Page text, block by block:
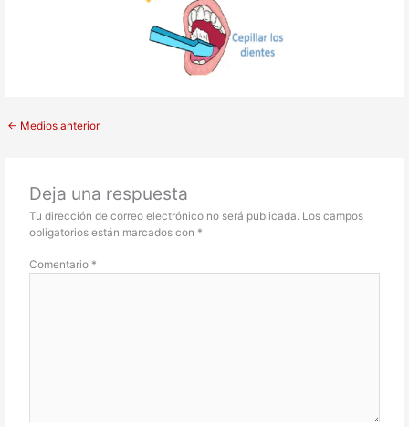
← Medios anterior
Deja una respuesta
Tu dirección de correo electrónico no será publicada. Los campos
obligatorios están marcados con *
Comentario *